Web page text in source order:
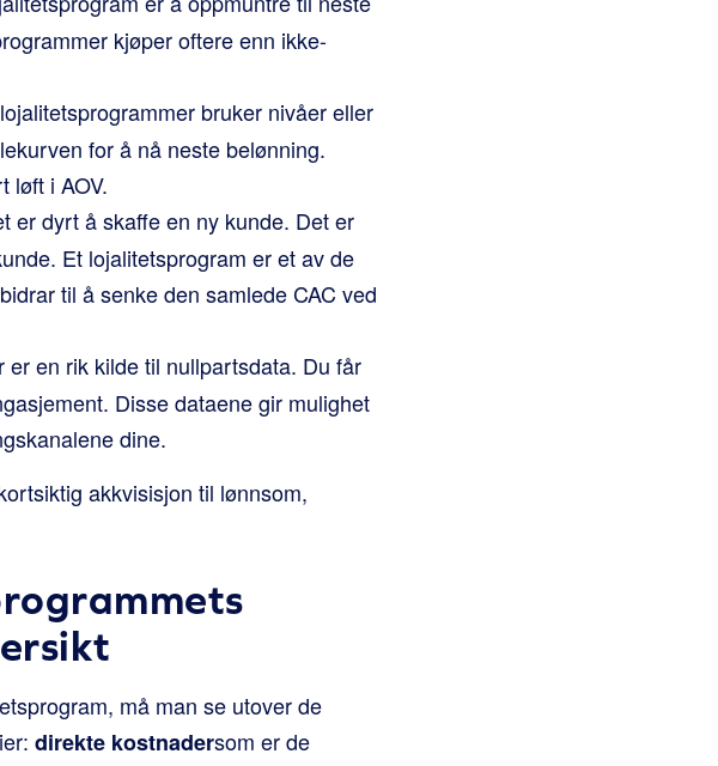
kjøper oftere enn ikke-
bruker nivåer eller
for å nå neste belønning.
løft i AOV.
er dyrt å skaffe en ny kunde. Det er
Et lojalitetsprogram er et av de
til å senke den samlede CAC ved
er en rik kilde til nullpartsdata. Du får
Disse dataene gir mulighet
dine.
akkvisisjon til lønnsom,
må man se utover de
direkte kostnadersom er de